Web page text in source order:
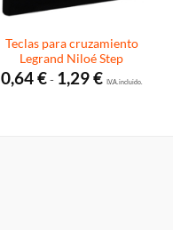
Teclas para cruzamiento
Legrand Niloé Step
0,64€- 1,29€Rango
de
I.V.A. incluido.